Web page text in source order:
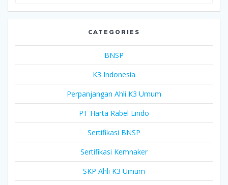
CATEGORIES
BNSP
K3 Indonesia
Perpanjangan Ahli K3 Umum
PT Harta Rabel Lindo
Sertifikasi BNSP
Sertifikasi Kemnaker
SKP Ahli K3 Umum